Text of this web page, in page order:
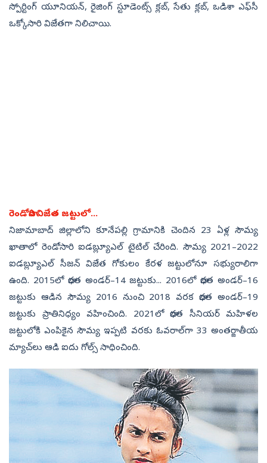
స్పోర్టింగ్‌ యూనియన్, రైజింగ్‌ స్టూడెంట్స్‌ క్లబ్, సేతు క్లబ్, ఒడిశా ఎఫ్‌సీ
ఒక్కోసారి విజేతగా నిలిచాయి.
రెండోసారి విజేత జట్టులో...
నిజామాబాద్‌ జిల్లాలోని కూనేపల్లి గ్రామానికి చెందిన 23 ఏళ్ల సౌమ్య
ఖాతాలో రెండోసారి ఐడబ్ల్యూఎల్‌ టైటిల్‌ చేరింది. సౌమ్య 2021–2022
ఐడబ్ల్యూఎల్‌ సీజన్‌ విజేత గోకులం కేరళ జట్టులోనూ సభ్యురాలిగా
ఉంది. 2015లో భారత అండర్‌–14 జట్టుకు... 2016లో భారత అండర్‌–16
జట్టుకు ఆడిన సౌమ్య 2016 నుంచి 2018 వరక భారత అండర్‌–19
జట్టుకు ప్రాతినిధ్యం వహించింది. 2021లో భారత సీనియర్‌ మహిళల
జట్టులోకి ఎంపికైన సౌమ్య ఇప్పటి వరకు ఓవరాల్‌గా 33 అంతర్జాతీయ
మ్యాచ్‌లు ఆడి ఐదు గోల్స్‌ సాధించింది.